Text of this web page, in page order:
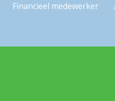
Financieel medewerker